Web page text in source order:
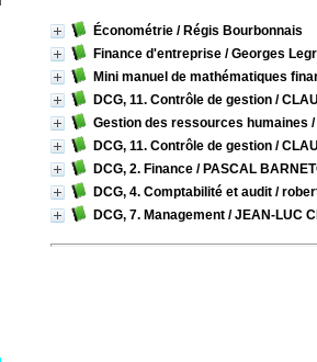
Économétrie / Régis Bourbonnais
Finance d'entreprise / Georges
Mini manuel de mathématiques
DCG, 11. Contrôle de gestion /
Gestion des ressources humaines
DCG, 11. Contrôle de gestion /
DCG, 2. Finance / PASCAL
DCG, 4. Comptabilité et audit /
DCG, 7. Management / JEAN-LUC